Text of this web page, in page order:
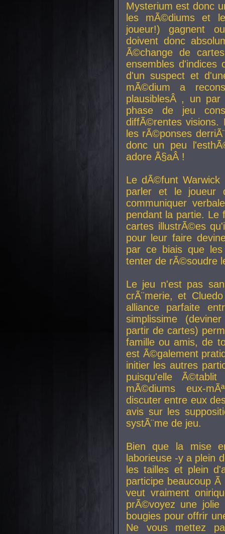
Mysterium est donc
les mÃ©diums et
joueur!) gagnent
doivent donc
Ã©change de
ensembles d'indices
d'un suspect et
mÃ©dium a
plausiblesÂ , un par
phase de jeu
diffÃ©rentes visions.
les rÃ©ponses
donc un peu
adore Ã§aÂ !
Le dÃ©funt Warwick
parler et le joueur
communiquer
pendant la partie. Le
cartes illustrÃ©es
pour leur faire
par ce biais que
tenter de rÃ©soudre
Le jeu n'est pas
crÃ¨merie, et
alliance parfaite
simplissime
partir de cartes)
famille ou amis, de
est Ã©galement
initier les autres
puisqu'elle
mÃ©diums eux-
discuter entre eux
avis sur les
systÃ¨me de jeu.
Bien que la mise
laborieuse -y a plein
les tailles et plein
participe beaucoup
veut vraiment
prÃ©voyez une
bougies pour offrir
Ne vous mettez